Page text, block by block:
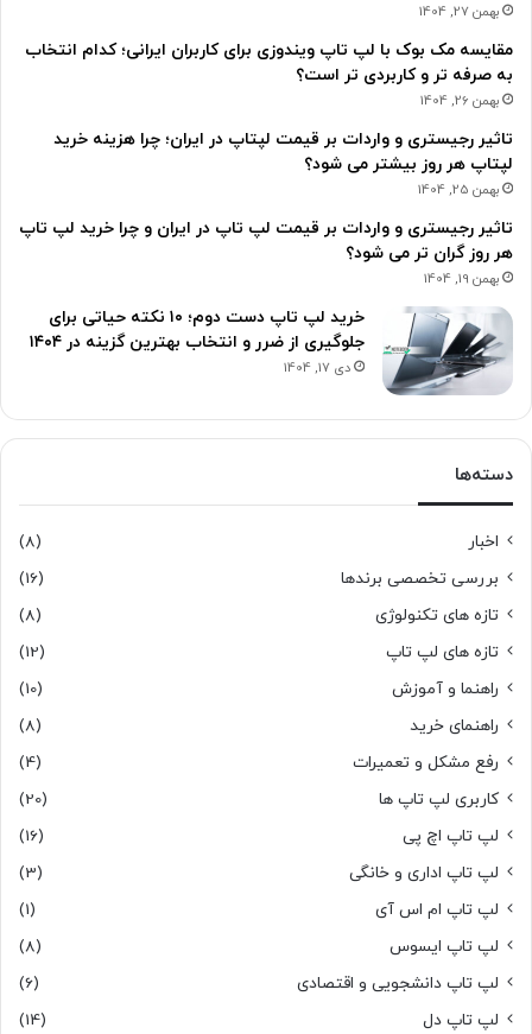
بهمن 27, 1404
مقایسه مک بوک با لپ تاپ ویندوزی برای کاربران ایرانی؛ کدام انتخاب
به صرفه تر و کاربردی تر است؟
بهمن 26, 1404
تاثیر رجیستری و واردات بر قیمت لپتاپ در ایران؛ چرا هزینه خرید
لپتاپ هر روز بیشتر می شود؟
بهمن 25, 1404
تاثیر رجیستری و واردات بر قیمت لپ تاپ در ایران و چرا خرید لپ تاپ
هر روز گران تر می شود؟
بهمن 19, 1404
خرید لپ تاپ دست دوم؛ ۱۰ نکته حیاتی برای
جلوگیری از ضرر و انتخاب بهترین گزینه در ۱۴۰۴
دی 17, 1404
دسته‌ها
اخبار
(8)
بررسی تخصصی برندها
(16)
تازه های تکنولوژی
(8)
تازه های لپ تاپ
(12)
راهنما و آموزش
(10)
راهنمای خرید
(8)
رفع مشکل و تعمیرات
(4)
کاربری لپ تاپ ها
(20)
لپ تاپ اچ پی
(16)
لپ تاپ اداری و خانگی
(3)
لپ تاپ ام اس آی
(1)
لپ تاپ ایسوس
(8)
لپ تاپ دانشجویی و اقتصادی
(6)
لپ تاپ دل
(14)